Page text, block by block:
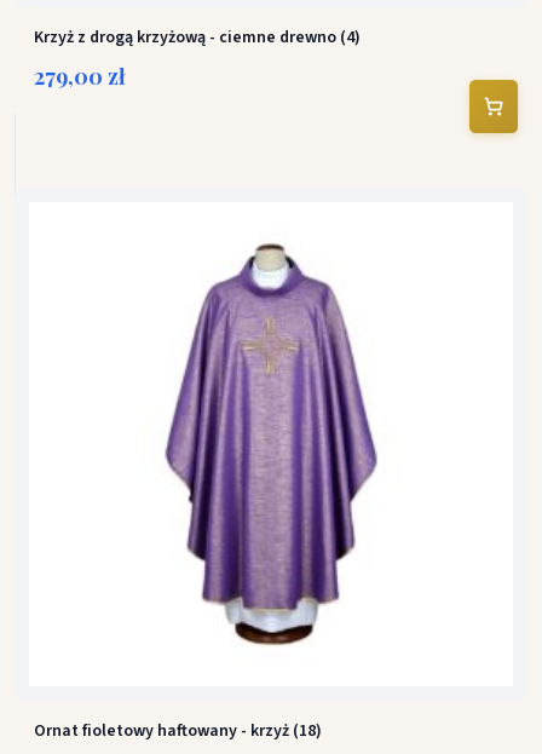
Krzyż z drogą krzyżową - ciemne drewno (4)
279,00 zł
Ornat fioletowy haftowany - krzyż (18)